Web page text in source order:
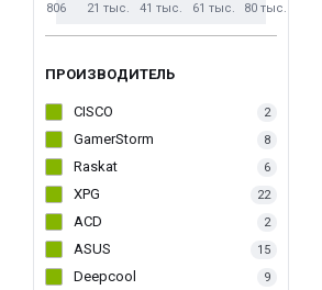
806 21 тыс. 41 тыс. 61 тыс. 80 тыс.
ПРОИЗВОДИТЕЛЬ
CISCO 2
GamerStorm 8
Raskat 6
XPG 22
ACD 2
ASUS 15
Deepcool 9